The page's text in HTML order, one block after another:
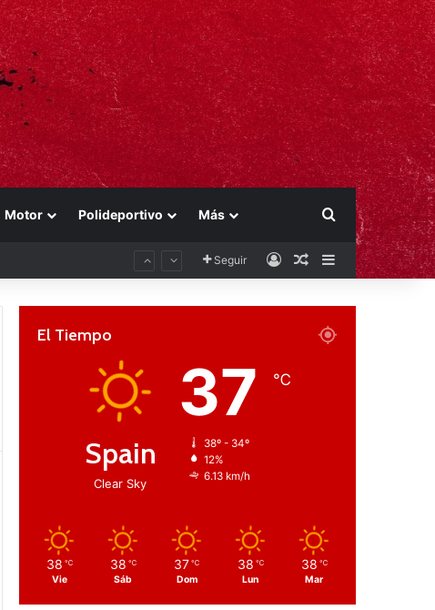
Motor Polideportivo Más Buscar por
Seguir AccesoPublicación al
Barra lateral
El Tiempo
Spain
Clear Sky
37 ℃
38º - 34º
12%
6.13 km/h
38 ℃
Vie
38 ℃
Sáb
37 ℃
Dom
38 ℃
Lun
38 ℃
Mar